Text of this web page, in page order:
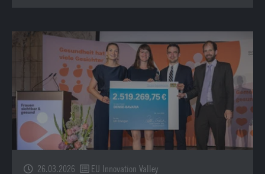
26.03.2026 EU Innovation Valley